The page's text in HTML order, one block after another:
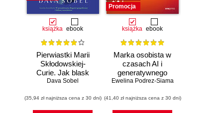
książka ebook
Pierwiastki Marii
Skłodowskiej-
Curie. Jak blask
radu oświetlił drogę
świecie nauki
Dava Sobel
(35,94 zł najniższa cena z 30 dni)
Promocja
książka ebook
Marka osobista w
czasach AI i
generatywnego
wyszukiwania
Ewelina Podrez-Siama
(41,40 zł najniższa cena z 30 dni)